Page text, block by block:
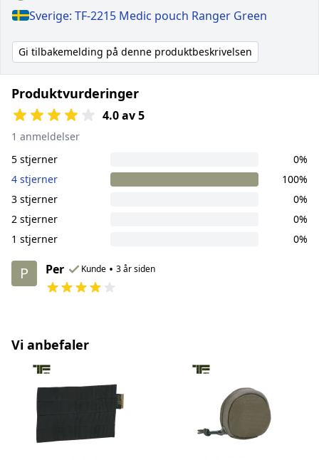
Sverige: TF-2215 Medic pouch Ranger Green
Gi tilbakemelding på denne produktbeskrivelsen
Produktvurderinger
4.0 av 5
1 anmeldelser
5 stjerner
0%
4 stjerner
100%
3 stjerner
0%
2 stjerner
0%
1 stjerner
0%
P Per Kunde • 3 år siden
Vi anbefaler